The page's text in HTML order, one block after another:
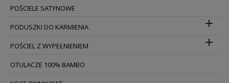
POŚCIELE SATYNOWE
PODUSZKI DO KARMIENIA 
POŚCIEL Z WYPEŁNIENIEM 
OTULACZE 100% BAMBO